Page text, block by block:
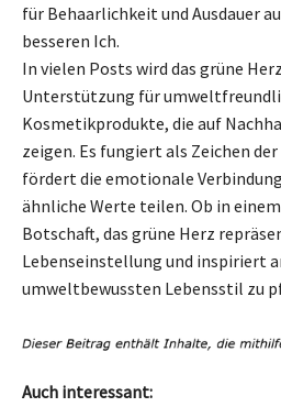
für Behaarlichkeit und Ausdauer
besseren Ich.
In vielen Posts wird das grüne
Unterstützung für
Kosmetikprodukte, die auf
zeigen. Es fungiert als Zeichen
fördert die emotionale
ähnliche Werte teilen. Ob in
Botschaft, das grüne Herz
Lebenseinstellung und inspiriert
umweltbewussten Lebensstil zu
Auch interessant: